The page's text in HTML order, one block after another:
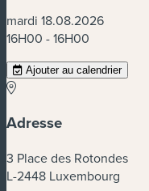
mardi 18.08.2026
16H00 - 16H00
Ajouter au calendrier
Adresse
3 Place des Rotondes
L-2448 Luxembourg